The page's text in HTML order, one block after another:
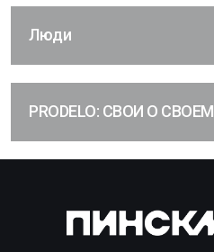
Люди
PRODELO: СВОИ О СВОЕМ